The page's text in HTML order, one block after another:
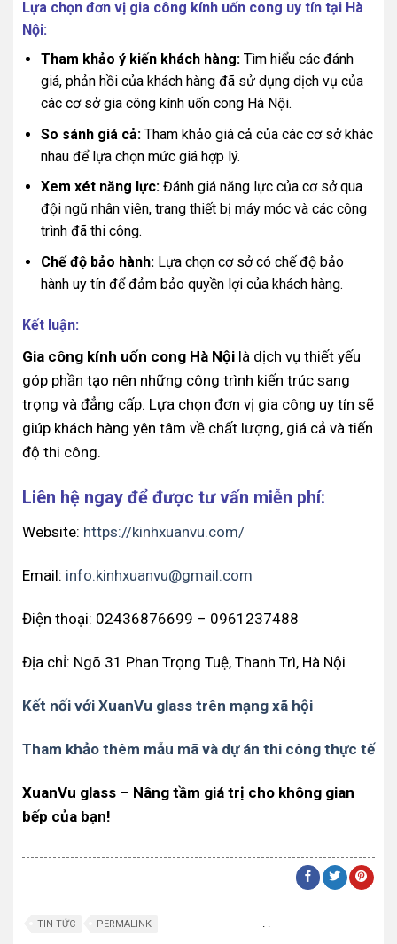
Lựa chọn đơn vị gia công kính uốn cong uy tín tại Hà
Nội:
Tham khảo ý kiến khách hàng:Tìm hiểu các đánh
giá, phản hồi của khách hàng đã sử dụng dịch vụ của
các cơ sở gia công kính uốn cong Hà Nội.
So sánh giá cả:Tham khảo giá cả của các cơ sở khác
nhau để lựa chọn mức giá hợp lý.
Xem xét năng lực:Đánh giá năng lực của cơ sở qua
đội ngũ nhân viên, trang thiết bị máy móc và các công
trình đã thi công.
Chế độ bảo hành:Lựa chọn cơ sở có chế độ bảo
hành uy tín để đảm bảo quyền lợi của khách hàng.
Kết luận:
Gia công kính uốn cong Hà Nội là dịch vụ thiết yếu
góp phần tạo nên những công trình kiến trúc sang
trọng và đẳng cấp. Lựa chọn đơn vị gia công uy tín sẽ
giúp khách hàng yên tâm về chất lượng, giá cả và tiến
độ thi công.
Liên hệ ngay để được tư vấn miễn phí:
Website: https://kinhxuanvu.com/
Email: info.kinhxuanvu@gmail.com
Điện thoại: 02436876699 – 0961237488
Địa chỉ: Ngõ 31 Phan Trọng Tuệ, Thanh Trì, Hà Nội
Kết nối với XuanVu glass trên mạng xã hội
Tham khảo thêm mẫu mã và dự án thi công thực tế
XuanVu glass – Nâng tầm giá trị cho không gian
bếp của bạn!
TIN TỨC PERMALINK